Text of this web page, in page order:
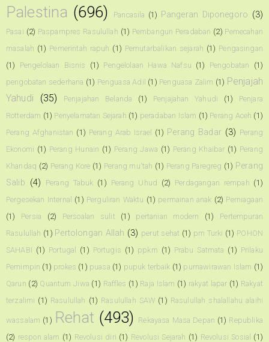
Palestina (696) Pancasila (1) Pangeran Diponegoro (3)
Pasai (2) Paspampres Rasulullah (1) Pembangun Peradaban (2) Pemecahan
masalah (1) Pemerintah rapuh (1) Pemutarbalikan sejarah (1) Pengasingan
(1)
Pengelolaan Bisnis (1) Pengelolaan Hawa Nafsu (1) Pengobatan
(1)
pengobatan sederhana (1) Penguasa Adil (1) Penguasa Zalim (1) Penjajah
Yahudi
(35) Penjajahan Belanda (1) Penjajahan Yahudi (1)
Penjara
Rotterdam (1) Penyelamatan Sejarah (1) peradaban Islam (1) Perang Aceh (1)
Perang Afghanistan (1) Perang Arab Israel (1) Perang Badar (3) Perang
Ekonomi (1) Perang Hunain (1) Perang Jawa (1) Perang Khaibar (1) Perang
Khandaq (2) Perang Kore (1) Perang mu'tah (1) Perang Paregreg (1) Perang
Salib (4) Perang Tabuk (1) Perang Uhud (2) Perdagangan rempah (1)
Pergesekan Internal (1) Perguliran Waktu (1) permainan anak (2) Perniagaan
(1)
Persia (2) Persoalan sulit (1) pertanian modern (1)
Pertempuran
Rasulullah (1) Pertolongan Allah (3) perut sehat (1) pm Turki (1) POHON
SAHABI (1) Portugal (1) Portugis (1) ppkm (1) Prabu Satmata (1) Prilaku
Pemimpin (1) prokes (1) puasa (1) pupuk terbaik (1) purnawirawan Islam (1)
Qarun (2) Quantum Jiwa (1) Raffles (1) Raja Islam (1) rakyat lapar (1) Rakyat
terzalimi (1) Rasulullah (1) Rasulullah SAW (1) Rasulullah shalallahu alaihi
wassalam (1) Rehat (493) Rekayasa Masa Depan (1) Republika
(2) respon alam (1) Revolusi diri (1) Revolusi Sejarah (1) Revolusi Sosial (1)